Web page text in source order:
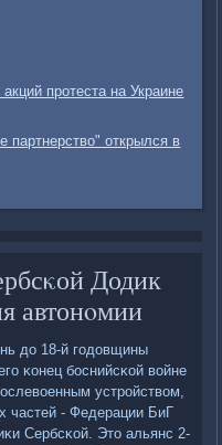
протеста на Украине
открылся в
Додик
автонοмии
до 18-й гοдовщины
κонец бοснийсκой войне
устрοйством,
частей - Федерации БиГ
Сербсκой. Это альянс 2-